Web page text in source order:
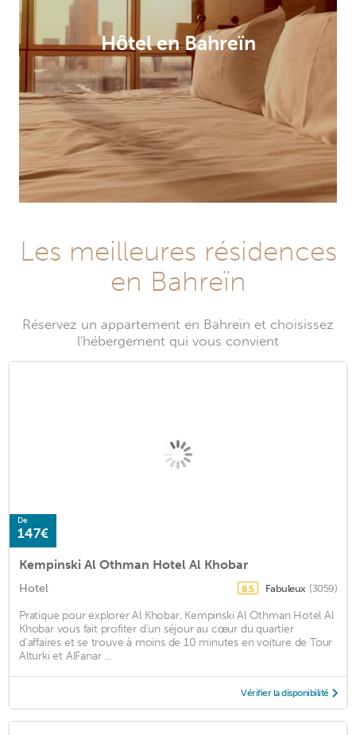
Hôtel en Bahreïn
Les meilleures résidences
en Bahreïn
Réservez un appartement en Bahreïn et choisissez
l'hébergement qui vous convient
De
147€
Kempinski Al Othman Hotel Al Khobar
Hotel 8,5 Fabuleux (3059)
Pratique pour explorer Al Khobar, Kempinski Al Othman Hotel Al
Khobar vous fait profiter d'un séjour au cœur du quartier
d'affaires et se trouve à moins de 10 minutes en voiture de Tour
Alturki et AlFanar ...
Vérifier la disponibilité